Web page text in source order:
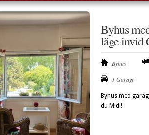
Byhus
läge invid
Byhus
1 Garage
Byhus med
du Midi!